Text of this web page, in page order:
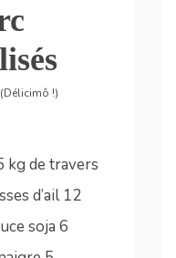
!)
kg de travers
d’ail 12
soja 6